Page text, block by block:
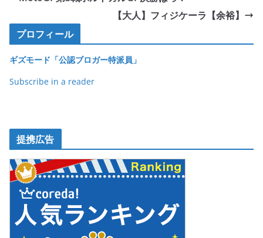
o
o
k
【大人】フィジケーラ【余裕】
プロフィール
ギズモード「公認ブロガー特派員」
Subscribe in a reader
提携広告